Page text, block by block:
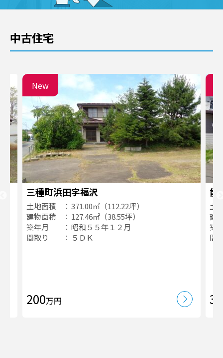
中古住宅
New
三種町浜田字福沢
土地面積
371.00㎡（112.22坪）
建物面積
127.46㎡（38.55坪）
築年月
昭和５５年１２月
間取り
５ＤＫ
200万円
能
土
建
築
間